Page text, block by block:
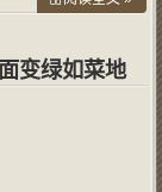
extend/plugins
变绿如菜地